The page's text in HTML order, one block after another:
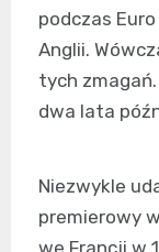
podczas
Anglii.
tych
dwa lata
Niezwykle
premierowy
we Francji w